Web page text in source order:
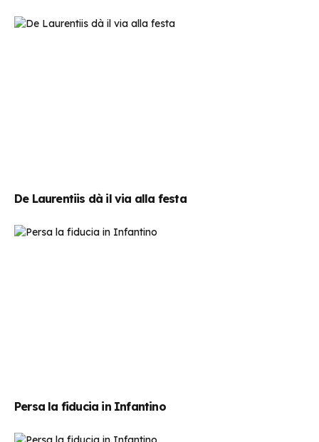
De Laurentiis dà il via alla festa
Persa la fiducia in Infantino